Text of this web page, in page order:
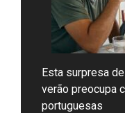
Esta surpresa
verão preocupa
portuguesas